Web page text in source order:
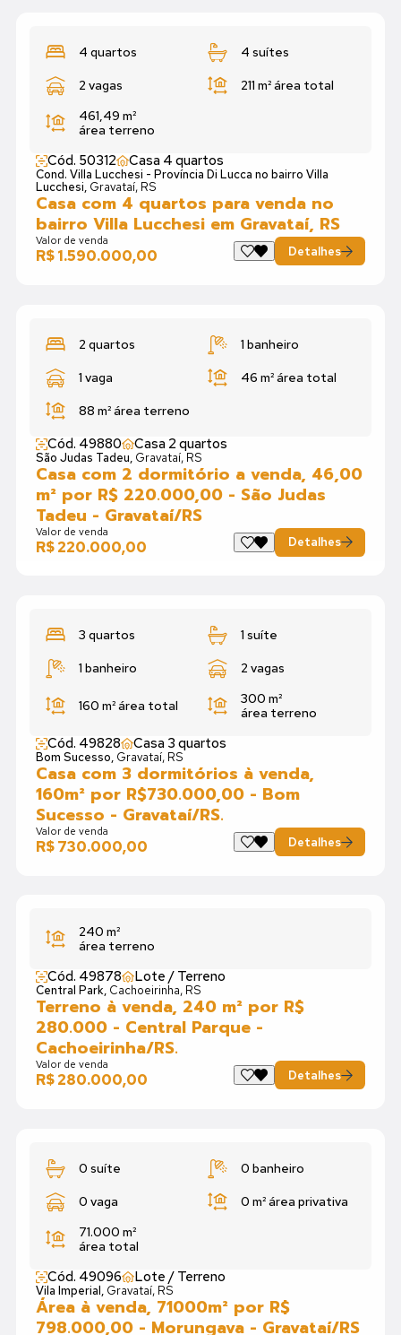
4 quartos 4 suítes
2 vagas 211 m²área total
461,49 m²
área terreno
Cód. 50312 Casa 4 quartos
Cond. Villa Lucchesi - Província Di Lucca no bairro Villa
Lucchesi, Gravataí, RS
Casa com 4 quartos para venda no
bairro Villa Lucchesi em Gravataí, RS
Valor de venda
R$ 1.590.000,00 Detalhes
2 quartos 1 banheiro
1 vaga 46 m²área total
88 m²área terreno
Cód. 49880 Casa 2 quartos
São Judas Tadeu, Gravataí, RS
Casa com 2 dormitório a venda, 46,00
m² por R$ 220.000,00 - São Judas
Tadeu - Gravataí/RS
Valor de venda
R$ 220.000,00 Detalhes
3 quartos 1 suíte
1 banheiro 2 vagas
160 m²área total
300 m²
área terreno
Cód. 49828 Casa 3 quartos
Bom Sucesso, Gravataí, RS
Casa com 3 dormitórios à venda,
160m² por R$730.000,00 - Bom
Sucesso - Gravataí/RS.
Valor de venda
R$ 730.000,00 Detalhes
240 m²
área terreno
Cód. 49878 Lote / Terreno
Central Park, Cachoeirinha, RS
Terreno à venda, 240 m² por R$
280.000 - Central Parque -
Cachoeirinha/RS.
Valor de venda
R$ 280.000,00 Detalhes
0 suíte 0 banheiro
0 vaga 0 m²área privativa
71.000 m²
área total
Cód. 49096 Lote / Terreno
Vila Imperial, Gravataí, RS
Área à venda, 71000m² por R$
798.000,00 - Morungava - Gravataí/RS